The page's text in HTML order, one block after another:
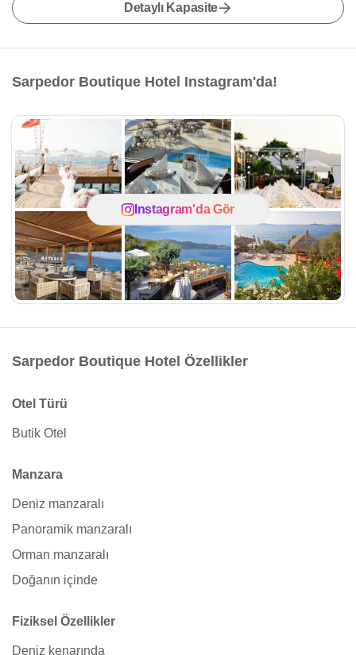
Detaylı Kapasite
Sarpedor Boutique Hotel Instagram'da!
Instagram'da Gör
Sarpedor Boutique Hotel Özellikler
Otel Türü
Butik Otel
Manzara
Deniz manzaralı
Panoramik manzaralı
Orman manzaralı
Doğanın içinde
Fiziksel Özellikler
Deniz kenarında